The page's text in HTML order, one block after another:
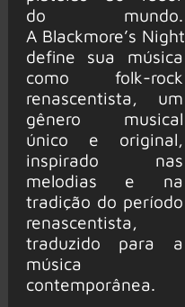
do mundo.
A Blackmore’s Night
define sua música
como folk-rock
renascentista, um
gênero musical
único e original,
inspirado nas
melodias e na
tradição do período
renascentista,
traduzido para a
música
contemporânea.